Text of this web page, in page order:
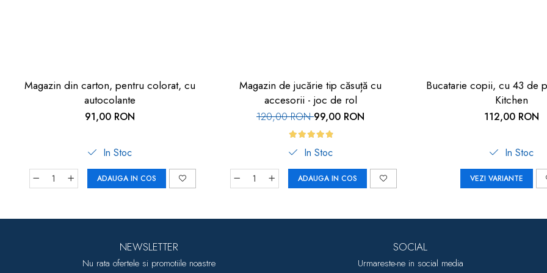
Magazin din carton, pentru colorat, cu
autocolante
91,00 RON
In Stoc
ADAUGA IN COS
Magazin de jucărie tip căsuță cu
accesorii - joc de rol
120,00 RON99,00 RON
In Stoc
ADAUGA IN COS
Bucatarie copii, cu 43 de
Kitchen
112,00 RON
In Stoc
VEZI VARIANTE
NEWSLETTER
Nu rata ofertele si promotiile noastre
SOCIAL
Urmareste-ne in social media